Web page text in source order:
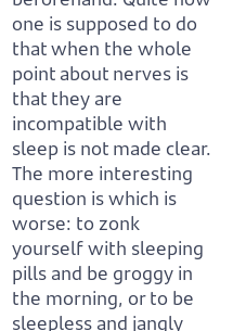
one is supposed to do
that when the whole
point about nerves is
that they are
incompatible with
sleep is not made clear.
The more interesting
question is which is
worse: to zonk
yourself with sleeping
pills and be groggy in
the morning, or to be
sleepless and jangly